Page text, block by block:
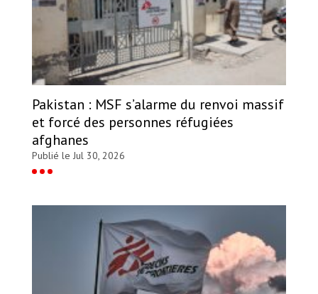
Pakistan : MSF s’alarme du renvoi massif
et forcé des personnes réfugiées
afghanes
Publié le Jul 30, 2026